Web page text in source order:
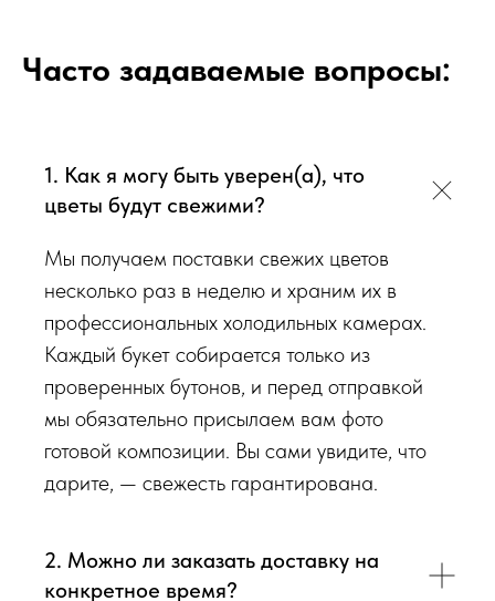
наличии на момент нужной даты доставки. Заказывая
гаммы, формату), после заказа с Вами сразу свяжется наш
администратор для уточнения деталей заказа.
Перед тем как отправить букет на доставку мы
видео непосредственно того букета, который наш
флорист собрал для Вас.
Доставка цветов в Симферополе. Качественно. Быстро.
Часто задаваемые вопросы:
1. Как я могу быть уверен(а), что
цветы будут свежими?
Мы получаем поставки свежих цветов
несколько раз в неделю и храним их в
профессиональных холодильных камерах.
Каждый букет собирается только из
проверенных бутонов, и перед отправкой
мы обязательно присылаем вам фото
готовой композиции. Вы сами увидите, что
дарите, — свежесть гарантирована.
2. Можно ли заказать доставку на
конкретное время?